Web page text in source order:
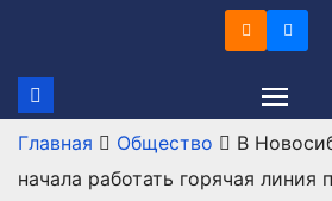
содержимому
Главная Общество
В
начала работать горячая линия